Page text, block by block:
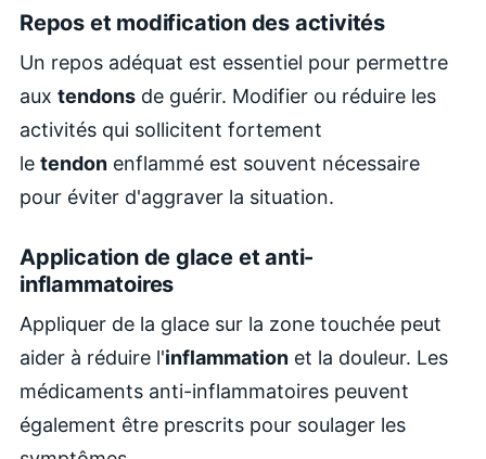
Repos et modification des activités
Un repos adéquat est essentiel pour permettre
aux tendons de guérir. Modifier ou réduire les
activités qui sollicitent fortement
le tendon enflammé est souvent nécessaire
pour éviter d'aggraver la situation.
Application de glace et anti-
inflammatoires
Appliquer de la glace sur la zone touchée peut
aider à réduire l'inflammation et la douleur. Les
médicaments anti-inflammatoires peuvent
également être prescrits pour soulager les